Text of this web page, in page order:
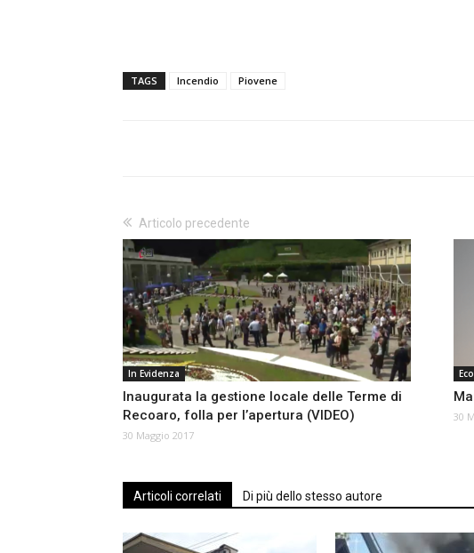
TAGS Incendio Piovene
Articolo precedente
In Evidenza
Inaugurata la gestione locale delle Terme di
Recoaro, folla per l’apertura (VIDEO)
30 Maggio 2017
30
Articoli correlati Di più dello stesso autore